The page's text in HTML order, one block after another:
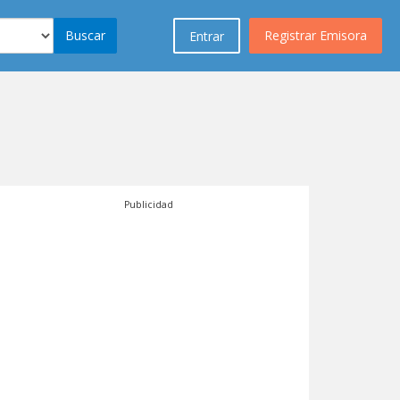
Registrar Emisora
Entrar
Buscar
Publicidad